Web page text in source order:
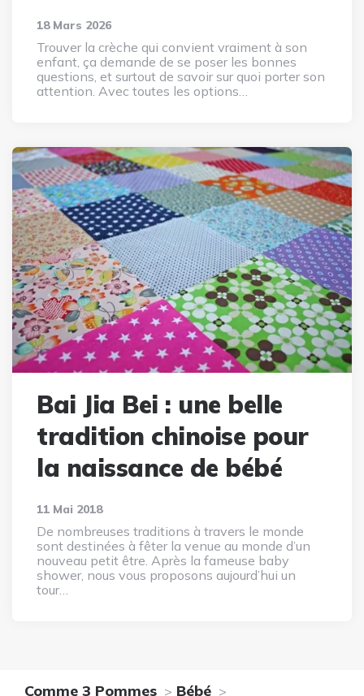
18 Mars 2026
Trouver la crèche qui convient vraiment à son
enfant, ça demande de se poser les bonnes
questions, et surtout de savoir sur quoi porter son
attention. Avec toutes les options…
Bai Jia Bei : une belle
tradition chinoise pour
la naissance de bébé
11 Mai 2018
De nombreuses traditions à travers le monde
sont destinées à fêter la venue au monde d’un
nouveau petit être. Après la fameuse baby
shower, nous vous proposons aujourd’hui un
tour…
Comme 3 Pommes Bébé